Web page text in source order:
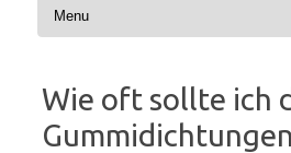
Wie oft sollte ich